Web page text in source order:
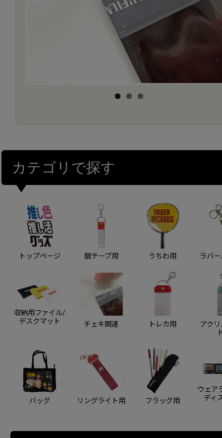
カテゴリで探す
トップページ 銀テープ用 うちわ用 ラバ
収納用ファイル/
デスクマット
チェキ関連 トレカ用
アク
バッグ リングライト用 フラッグ用
ウェア
ディ